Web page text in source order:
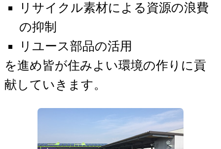
リサイクル素材による資源の浪費
の抑制
リユース部品の活用
を進め皆が住みよい環境の作りに貢
献していきます。